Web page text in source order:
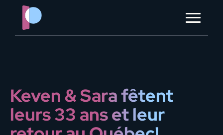
?> ?> ?> ?> ?> ?>
ORGANISER MON ÉVÈNEMENT
Keven & Sara fêtent
leurs 33 ans et leur